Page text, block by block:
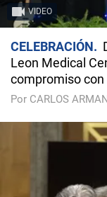
VIDEO
CELEBRACIÓN
Leon Medical
compromiso
Por CARLOS